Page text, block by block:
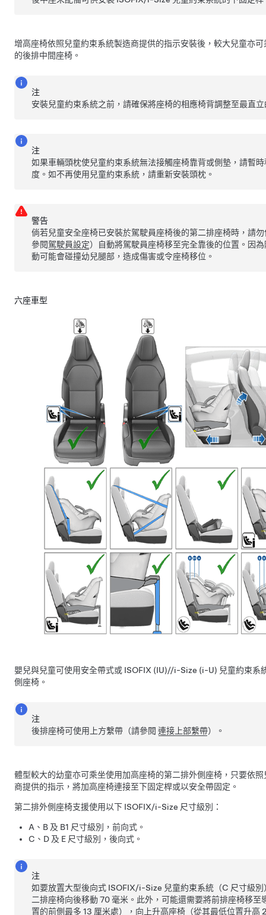
增高座椅依照兒童約束系統製造商提供的指示安裝後，較大兒童亦
的後排中間座椅。
注
安裝兒童約束系統之前，請確保將座椅的相應椅背調整至最直
注
如果車輛頭枕使兒童約束系統無法接觸座椅靠背或側墊，請暫
度。如不再使用兒童約束系統，請重新安裝頭枕。
警告
倘若兒童安全座椅已安裝於駕駛員座椅後的第二排座椅時，請
參閱駕駛員設定）自動將駕駛員座椅移至完全靠後的位置。因
動可能會碰撞幼兒腿部，造成傷害或令座椅移位。
六座車型
嬰兒與兒童可使用安全帶式或 ISOFIX (IU)//i-Size (i-U) 兒童約束系
側座椅。
注
後排座椅可使用上方繫帶（請參閱連接上部繫帶）。
體型較大的幼童亦可乘坐使用加高座椅的第二排外側座椅，只要依
商提供的指示，將加高座椅連接至下固定桿或以安全帶固定。
第二排外側座椅支援使用以下 ISOFIX/i-Size 尺寸級別：
A、B 及 B1 尺寸級別，前向式。
C、D 及 E 尺寸級別，後向式。
注
如要放置大型後向式 ISOFIX/i-Size 兒童約束系統（C 尺寸級
二排座椅向後移動 70 毫米。此外，可能還需要將前排座椅移至
置的前側最多 13 厘米處），向上升高座椅（從其最低位置升高